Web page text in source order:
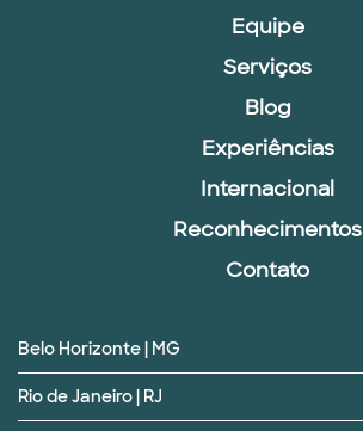
Equipe
Serviços
Blog
Experiências
Internacional
Reconhecimentos
Contato
Belo Horizonte | MG
Rio de Janeiro | RJ